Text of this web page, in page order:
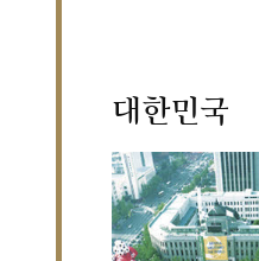
대한민국